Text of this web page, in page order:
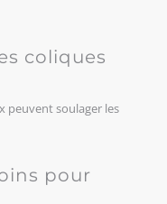
coliques
peuvent soulager les
pour